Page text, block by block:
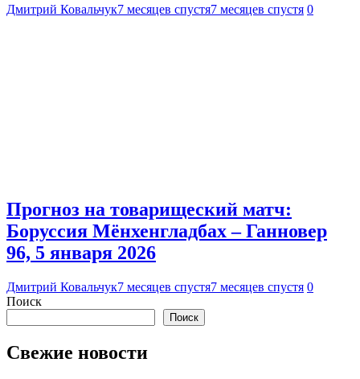
Дмитрий Ковальчук7 месяцев спустя7 месяцев спустя 0
Прогноз на товарищеский матч:
Боруссия Мёнхенгладбах – Ганновер
96, 5 января 2026
Дмитрий Ковальчук7 месяцев спустя7 месяцев спустя 0
Поиск
Поиск
Свежие новости